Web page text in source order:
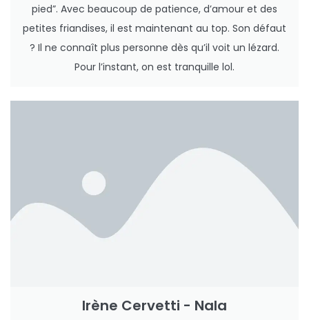
pied”. Avec beaucoup de patience, d’amour et des
petites friandises, il est maintenant au top. Son défaut
? Il ne connaît plus personne dès qu’il voit un lézard.
Pour l’instant, on est tranquille lol.
Irène Cervetti - Nala